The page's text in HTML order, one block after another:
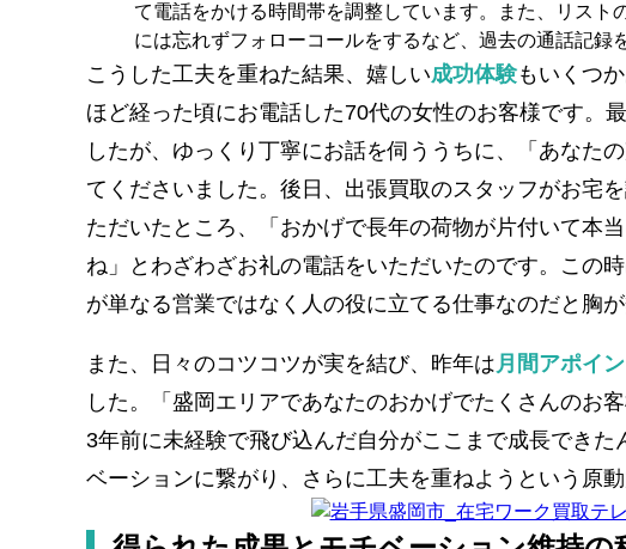
て電話をかける時間帯を調整しています。また、リス
には忘れずフォローコールをするなど、過去の通話記録
こうした工夫を重ねた結果、嬉しい成功体験もいくつ
ほど経った頃にお電話した70代の女性のお客様です
したが、ゆっくり丁寧にお話を伺ううちに、「あなた
てくださいました。後日、出張買取のスタッフがお宅
ただいたところ、「おかげで長年の荷物が片付いて本
ね」とわざわざお礼の電話をいただいたのです。この
が単なる営業ではなく人の役に立てる仕事なのだと胸が
また、日々のコツコツが実を結び、昨年は月間アポイ
した。「盛岡エリアであなたのおかげでたくさんのお
3年前に未経験で飛び込んだ自分がここまで成長でき
ベーションに繋がり、さらに工夫を重ねようという原動